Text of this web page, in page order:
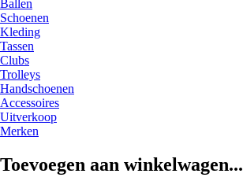
Ballen
Schoenen
Kleding
Tassen
Clubs
Trolleys
Handschoenen
Accessoires
Uitverkoop
Merken
Toevoegen aan winkelwagen...